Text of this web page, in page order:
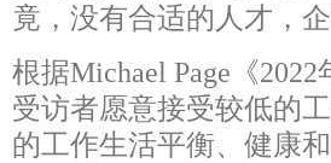
竟，没有合适的人才，
根据Michael Page《
受访者愿意接受较低的
的工作生活平衡、健康